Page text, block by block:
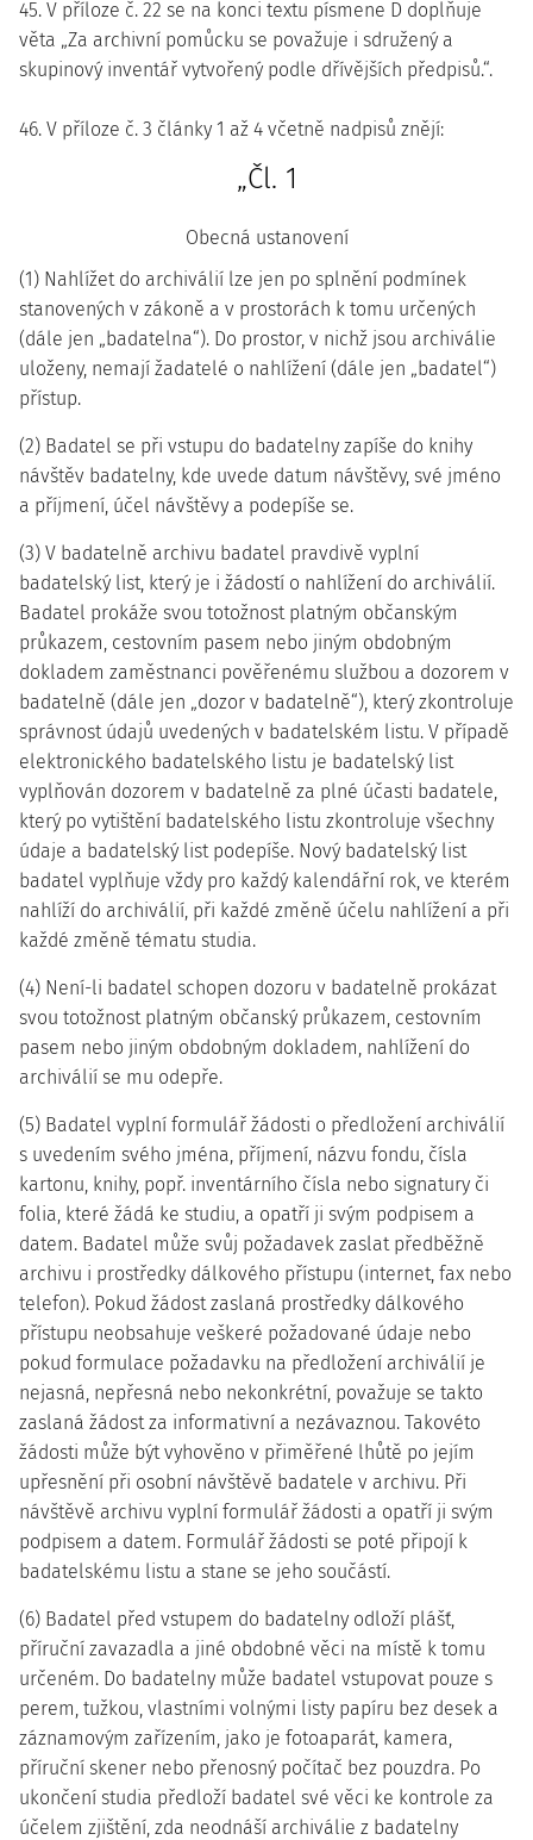
45. V příloze č. 22 se na konci textu písmene D doplňuje
věta „Za archivní pomůcku se považuje i sdružený a
skupinový inventář vytvořený podle dřívějších předpisů.“.
46. V příloze č. 3 články 1 až 4 včetně nadpisů znějí:
„Čl. 1
Obecná ustanovení
(1) Nahlížet do archiválií lze jen po splnění podmínek
stanovených v zákoně a v prostorách k tomu určených
(dále jen „badatelna“). Do prostor, v nichž jsou archiválie
uloženy, nemají žadatelé o nahlížení (dále jen „badatel“)
přístup.
(2) Badatel se při vstupu do badatelny zapíše do knihy
návštěv badatelny, kde uvede datum návštěvy, své jméno
a příjmení, účel návštěvy a podepíše se.
(3) V badatelně archivu badatel pravdivě vyplní
badatelský list, který je i žádostí o nahlížení do archiválií.
Badatel prokáže svou totožnost platným občanským
průkazem, cestovním pasem nebo jiným obdobným
dokladem zaměstnanci pověřenému službou a dozorem v
badatelně (dále jen „dozor v badatelně“), který zkontroluje
správnost údajů uvedených v badatelském listu. V případě
elektronického badatelského listu je badatelský list
vyplňován dozorem v badatelně za plné účasti badatele,
který po vytištění badatelského listu zkontroluje všechny
údaje a badatelský list podepíše. Nový badatelský list
badatel vyplňuje vždy pro každý kalendářní rok, ve kterém
nahlíží do archiválií, při každé změně účelu nahlížení a při
každé změně tématu studia.
(4) Není-li badatel schopen dozoru v badatelně prokázat
svou totožnost platným občanský průkazem, cestovním
pasem nebo jiným obdobným dokladem, nahlížení do
archiválií se mu odepře.
(5) Badatel vyplní formulář žádosti o předložení archiválií
s uvedením svého jména, příjmení, názvu fondu, čísla
kartonu, knihy, popř. inventárního čísla nebo signatury či
folia, které žádá ke studiu, a opatří ji svým podpisem a
datem. Badatel může svůj požadavek zaslat předběžně
archivu i prostředky dálkového přístupu (internet, fax nebo
telefon). Pokud žádost zaslaná prostředky dálkového
přístupu neobsahuje veškeré požadované údaje nebo
pokud formulace požadavku na předložení archiválií je
nejasná, nepřesná nebo nekonkrétní, považuje se takto
zaslaná žádost za informativní a nezávaznou. Takovéto
žádosti může být vyhověno v přiměřené lhůtě po jejím
upřesnění při osobní návštěvě badatele v archivu. Při
návštěvě archivu vyplní formulář žádosti a opatří ji svým
podpisem a datem. Formulář žádosti se poté připojí k
badatelskému listu a stane se jeho součástí.
(6) Badatel před vstupem do badatelny odloží plášť,
příruční zavazadla a jiné obdobné věci na místě k tomu
určeném. Do badatelny může badatel vstupovat pouze s
perem, tužkou, vlastními volnými listy papíru bez desek a
záznamovým zařízením, jako je fotoaparát, kamera,
příruční skener nebo přenosný počítač bez pouzdra. Po
ukončení studia předloží badatel své věci ke kontrole za
účelem zjištění, zda neodnáší archiválie z badatelny